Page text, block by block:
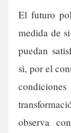
El futuro
medida de
puedan
si, por el
observa